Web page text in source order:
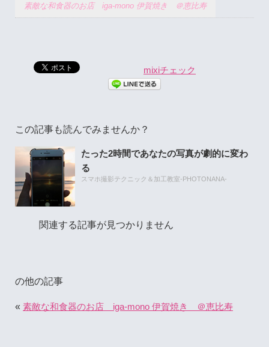
素敵な和食器のお店 iga-mono 伊賀焼き ＠恵比寿
mixiチェック
この記事も読んでみませんか？
たった2時間であなたの写真が劇的に変わ
る
スマホ撮影テクニック＆加工教室-PHOTONANA-
関連する記事が見つかりません
の他の記事
« 素敵な和食器のお店 iga-mono 伊賀焼き ＠恵比寿